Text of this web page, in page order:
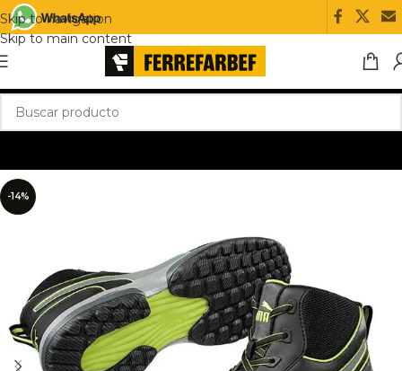
Skip to navigation
Skip to main content
-14%